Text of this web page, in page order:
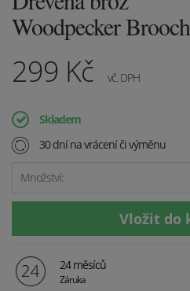
Woodpecker Brooch
299 Kč vč. DPH
Skladem
30 dní na vrácení či výměnu
Množství:
24 měsíců
Záruka